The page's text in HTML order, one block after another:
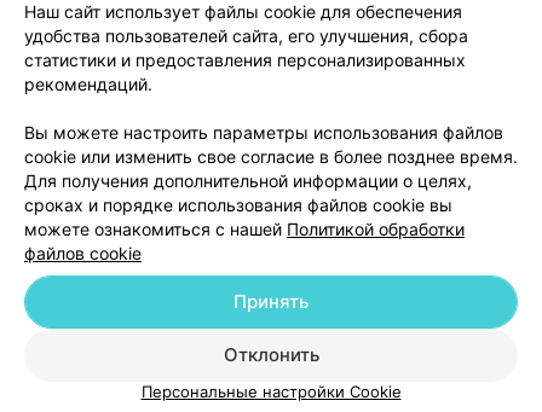
Вакансии
Партнеры
Написать руководителю 103.by
Обработка персональных данных
© 2026 ООО «Артокс Лаб», УНП 191700409
| 220012, Республика Беларусь,
Служба поддержки +375 291212755
Наш сайт использует файлы cookie для обеспечения
удобства пользователей сайта, его улучшения, сбора
статистики и предоставления персонализированных
рекомендаций.
Вы можете настроить параметры использования файлов
cookie или изменить свое согласие в более позднее время.
Для получения дополнительной информации о целях,
сроках и порядке использования файлов cookie вы
можете ознакомиться с нашей Политикой обработки
файлов cookie
Отклонить
Принять
Персональные настройки Cookie